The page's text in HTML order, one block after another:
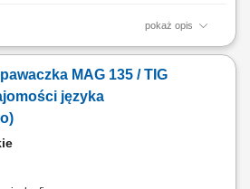
pokaż opis
powierzchni do malowania, w tym
sprzętu w dobrym stanie i czyszczenie
poprawek malarskich i drobnych
MAG 135 / TIG
języka